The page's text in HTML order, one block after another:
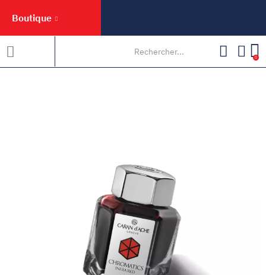
Boutique
0